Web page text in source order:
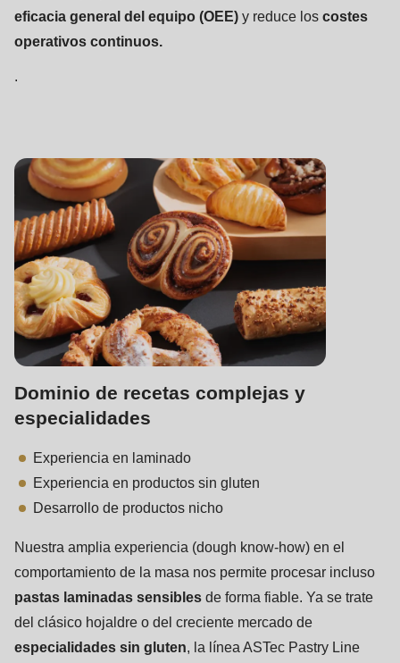
eficacia general del equipo (OEE) y reduce los costes
operativos continuos.
.
Dominio de recetas complejas y
especialidades
Experiencia en laminado
Experiencia en productos sin gluten
Desarrollo de productos nicho
Nuestra amplia experiencia (dough know-how) en el
comportamiento de la masa nos permite procesar incluso
pastas laminadas sensibles de forma fiable. Ya se trate
del clásico hojaldre o del creciente mercado de
especialidades sin gluten, la línea ASTec Pastry Line